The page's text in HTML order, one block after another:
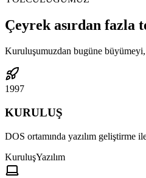
Çeyrek asırdan fazla
Kuruluşumuzdan bugüne
1997
KURULUŞ
DOS ortamında yazılım geliştirme
KuruluşYazılım